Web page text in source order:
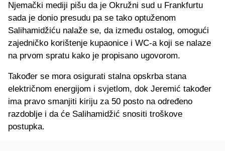
Njemački mediji pišu da je Okružni sud u Frankfurtu
sada je donio presudu pa se tako optuženom
Salihamidžiću nalaže se, da između ostalog, omogući
zajedničko korištenje kupaonice i WC-a koji se nalaze
na prvom spratu kako je propisano ugovorom.
Također se mora osigurati stalna opskrba stana
električnom energijom i svjetlom, dok Jeremić također
ima pravo smanjiti kiriju za 50 posto na određeno
razdoblje i da će Salihamidžić snositi troškove
postupka.